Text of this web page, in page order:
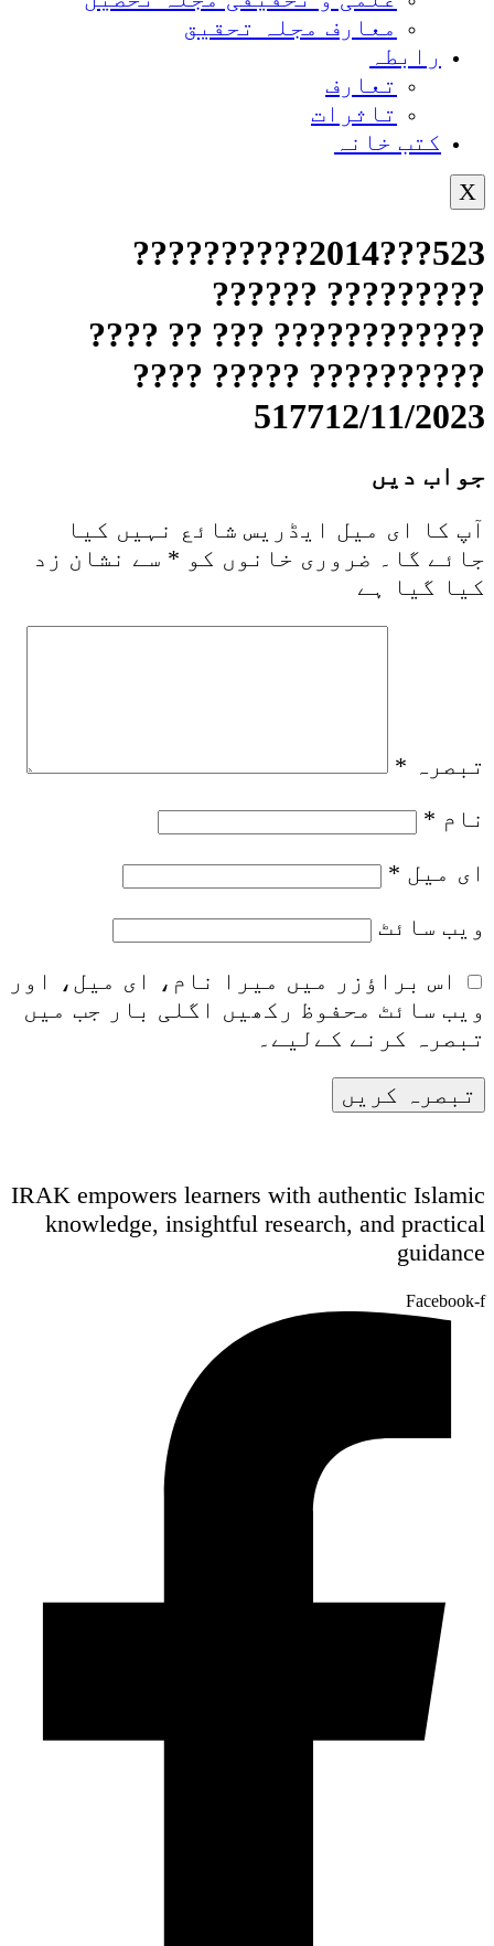
معارف مجلہ تحقیق
رابطہ
تعارف
تاثرات
کتب خانہ
X
523???2014??????????
????????? ??????
???????????? ??? ?? ????
?????????? ????? ????
517712/11/2023
جواب دیں
آپ کا ای میل ایڈریس شائع نہیں کیا
جائے گا۔
ضروری خانوں کو * سے نشان زد
کیا گیا ہے
تبصرہ *
نام *
ای میل *
ویب‌ سائٹ
اس براؤزر میں میرا نام، ای میل، اور
ویب سائٹ محفوظ رکھیں اگلی بار جب میں
تبصرہ کرنے کےلیے۔
IRAK empowers learners with authentic Islamic
knowledge, insightful research, and practical
guidance
Facebook-f